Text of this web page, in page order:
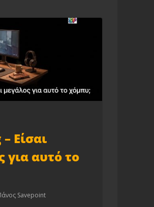
Είσαι
για αυτό το
Savepoint